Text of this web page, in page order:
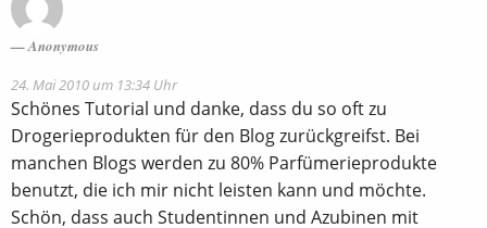
Anonymous
24. Mai 2010 um 13:34 Uhr
Schönes Tutorial und danke, dass du so oft zu
Drogerieprodukten für den Blog zurückgreifst. Bei
manchen Blogs werden zu 80% Parfümerieprodukte
benutzt, die ich mir nicht leisten kann und möchte.
Schön, dass auch Studentinnen und Azubinen mit